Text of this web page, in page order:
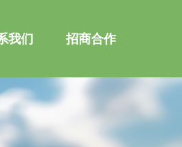
我们
我们
招商合作